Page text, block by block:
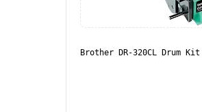
Brother DR-320CL Drum